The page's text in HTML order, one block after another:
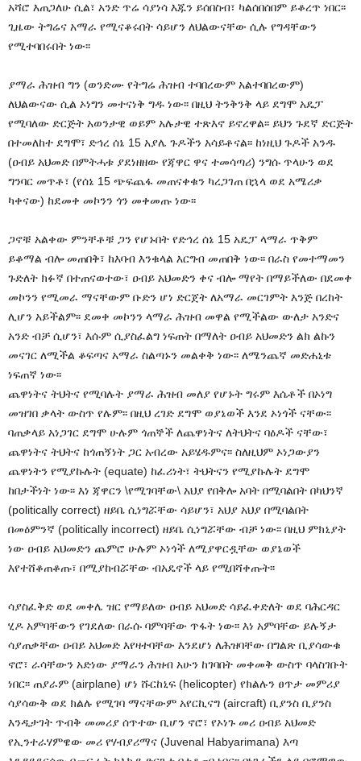
አሻሮ እጠጋለሁ ሲል፣ አንድ ጥሬ ሳያነሳ እጁን ይሰበስብ፣ ካልሰበሰበም ይቆረጥ ነበር፡፡
ጊዜው ትግሬና አማራ የሚናቆሩበት ሳይሆን ለህልውናቸው ሲሉ የግዳቸውን
የሚተባበሩበት ነው፡፡
ያማራ ሕዝብ ግን (ወንድሙ የትግሬ ሕዝብ ተባበረውም አልተባበረውም)
ለህልውናው ሲል ኦነግን መተናነቅ ግዱ ነው፡፡ በዚህ ትንቅንቅ ላይ ደግሞ አዴፓ
የሚባለው ድርጅት አወንታዊ ወይም አሉታዊ ተጽእኖ ይኖረዋል፡፡ ይህን ጉደኛ ድርጅት
በተመለከተ ደግሞ፣ ድኅረ ሰኔ 15 አያሌ ጉዶችን አሳይቶናል፡፡ ከነዚህ ጉዶች አንዱ
(ዐብይ አህመድ በምትሓቱ ያደነዘዘው የጃዋር ዋና ተመሳጣሪ) ንግሱ ጥላሁን ወደ
ግንባር መጥቶ፣ (የሰኔ 15 ጭፍጨፋ መጠናቀቁን ካረጋገጠ በኋላ ወደ አሜሪቃ
ካቀናው) ከደመቀ መኮንን ጎን መቀመጡ ነው፡፡
ጋኖቹ አልቀው ምንቸቶቹ ጋን የሆኑበት የድኅረ ሰኔ 15 አዴፓ ላማራ ጥቅም
ይቆማል ብሎ መጠበቅ፣ ከእባብ እንቁላል እርግብ መጠበቅ ነው፡፡ በራስ የመተማመን
ጉድለት ክፉኛ በተጠናወተው፣ ዐብይ አህመድን ቀና ብሎ ማየት በማይችለው በደመቀ
መኮንን የሚመራ ማናቸውም ቡድን ሆነ ድርጀት ለአማራ መርገምት እንጅ በረከት
ሊሆን አይችልም፡፡ ደመቀ መኮንን ላማራ ሕዝብ መዋል የሚችልው ውለታ አንድና
አንድ ብቻ ሲሆን፣ እሱም ሲያስፈልግ ነፍጠት በማለት ዐብይ አህመድን ልክ ልኩን
መናገር ለሚችል ቆፍጣና አማራ ስልጣኑን መልቀቅ ነው፡፡ ለሜንጨኛ መድሐኒቱ
ነፍጠኛ ነው፡፡
ጨዋነትና ትህትና የሚባሉት ያማራ ሕዝብ መለያ የሆኑት ግሩም እሴቶች በኦነግ
መዝገበ ቃላት ውስጥ የሉም፡፡ በዚህ ረገድ ደግሞ ወያኔወች እንደ ኦነጎች ናቸው፡፡
ባጠቃላይ አነጋገር ደግሞ ሁሉም ጎጠኞች ለጨዋነትና ለትህትና ባዕዶች ናቸው፣
ጨዋነትና ትህትና ከጎጠኝነት ጋር አብረው አይሄዱምና፡፡ ስለዚህም ኦነጋውያን
ጨዋነትን የሚያኩሉት (equate) ከፈሪነት፣ ትህትናን የሚያኩሉት ደግሞ
ከበታችነት ነው፡፡ እነ ጃዋርን \የሚገባቸው\ አህያ የበቅሎ አባት በሚባልበት በካህንኛ
(politically correct) ዘይቤ ሲነግሯቸው ሳይሆን፣ አህያ አህያ በሚባልበት
በመዕምንኛ (politically incorrect) ዘይቤ ሲነግሯቸው ብቻ ነው፡፡ በዚህ ምክኒያት
ነው ዐብይ አህመድን ጨምሮ ሁሉም ኦነጎች ለሚያዋርዷቸው ወያኔወች
እየተሸቆጠቆጡ፣ በሚያከብሯቸው ብአዴኖች ላይ የሚበሻቀጡት፡፡
ሳያስፈቅድ ወደ መቀሌ ዝር የማይለው ዐብይ አህመድ ሳይፈቀድለት ወደ ባሕርዳር
ሂዶ አምባቸውን የገደለው በራሱ ባምባቸው ጥፋት ነው፡፡ እነ አምባቸው ይሉኝታ
ሳያጠቃቸው ዐብይ አህመድ እየዛተባቸው እንደሆነ ለሕዝባቸው በግልጽ ቢያሳውቁ
ኖሮ፣ ራሳቸውን አድነው ያማራን ሕዝብ አሁን ከገባበት መቀመቅ ውስጥ ባላስገቡት
ነበር፡፡ ጠያራም (airplane) ሆነ ሹርከኒፍ (helicopter) የክልሉን ፀጥታ መምሪያ
ሳያሳውቅ ወደ ክልሉ የሚገባ ማናቸውም አየርኪናግ (aircraft) ቢያንስ ቢያንስ
እንዲታገት ጥብቅ መመሪያ ሰጥተው ቢሆን ኖሮ፣ የኦነጉ መሪ ዐብይ አህመድ
የኢንተራሃምዌው መሪ የሃብያሪማና (Juvenal Habyarimana) እጣ